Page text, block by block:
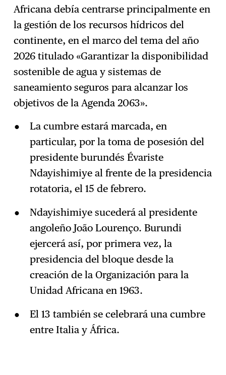
→ Suscríbase
Africana debía centrarse principalmente en
la gestión de los recursos hídricos del
continente, en el marco del tema del año
2026 titulado «Garantizar la disponibilidad
sostenible de agua y sistemas de
saneamiento seguros para alcanzar los
objetivos de la Agenda 2063».
La cumbre estará marcada, en
particular, por la toma de posesión del
presidente burundés Évariste
Ndayishimiye al frente de la presidencia
rotatoria, el 15 de febrero.
Ndayishimiye sucederá al presidente
angoleño João Lourenço. Burundi
ejercerá así, por primera vez, la
presidencia del bloque desde la
creación de la Organización para la
Unidad Africana en 1963.
El 13 también se celebrará una cumbre
entre Italia y África.